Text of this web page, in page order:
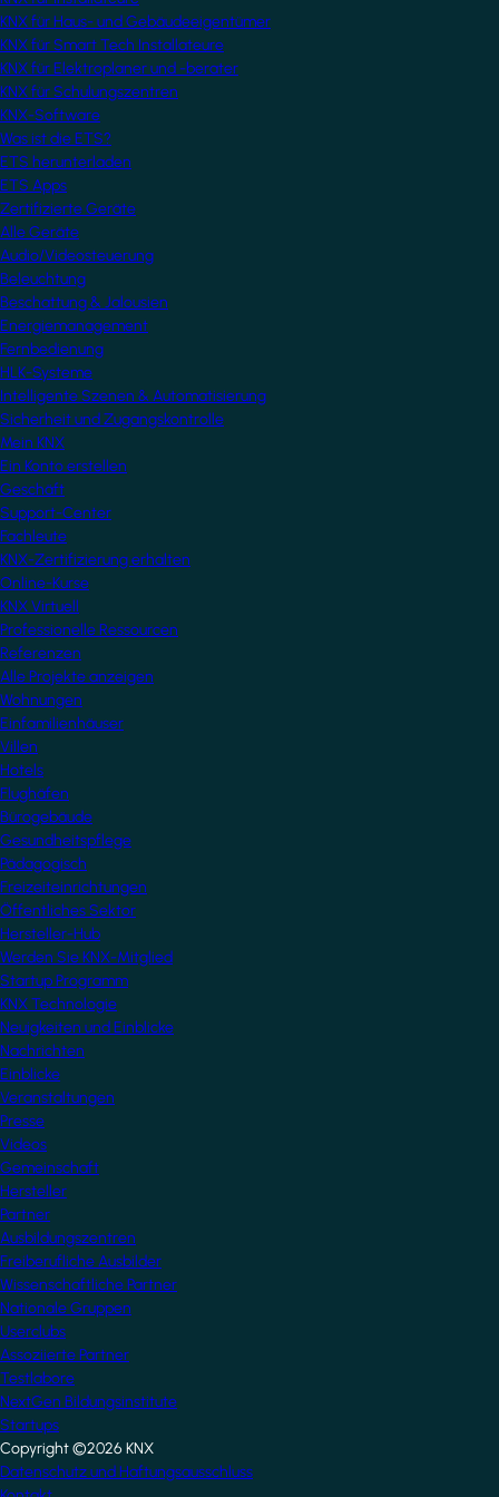
KNX für Haus- und Gebäudeeigentümer
KNX für Smart Tech Installateure
KNX für Elektroplaner und -berater
KNX für Schulungszentren
KNX-Software
Was ist die ETS?
ETS herunterladen
ETS Apps
Zertifizierte Geräte
Alle Geräte
Audio/Videosteuerung
Beleuchtung
Beschattung & Jalousien
Energiemanagement
Fernbedienung
HLK-Systeme
Intelligente Szenen & Automatisierung
Sicherheit und Zugangskontrolle
Mein KNX
Ein Konto erstellen
Geschäft
Support-Center
Fachleute
KNX-Zertifizierung erhalten
Online-Kurse
KNX Virtuell
Professionelle Ressourcen
Referenzen
Alle Projekte anzeigen
Wohnungen
Einfamilienhäuser
Villen
Hotels
Flughäfen
Bürogebäude
Gesundheitspflege
Pädagogisch
Freizeiteinrichtungen
Öffentliches Sektor
Hersteller-Hub
Werden Sie KNX-Mitglied
Startup Programm
KNX Technologie
Neuigkeiten und Einblicke
Nachrichten
Einblicke
Veranstaltungen
Presse
Videos
Gemeinschaft
Hersteller
Partner
Ausbildungszentren
Freiberufliche Ausbilder
Wissenschaftliche Partner
Nationale Gruppen
Userclubs
Assoziierte Partner
Testlabore
NextGen Bildungsinstitute
Startups
Copyright ©2026 KNX
Datenschutz und Haftungsausschluss